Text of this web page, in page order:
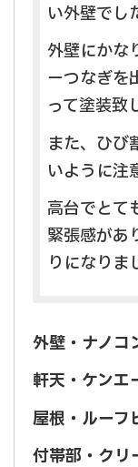
い外壁でし
外壁にかな
ーつなぎを
って塗装致
また、ひび
いように注
高台でとて
緊張感があ
りになりま
外壁・ナノコ
軒天・ケン
屋根・ルー
付帯部・ク